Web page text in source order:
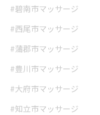
#碧南市マッサージ
#西尾市マッサージ
#蒲郡市マッサージ
#豊川市マッサージ
#大府市マッサージ
#知立市マッサージ